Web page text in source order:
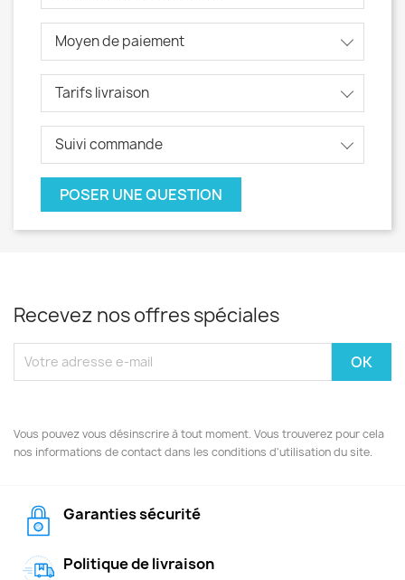
Moyen de paiement
Tarifs livraison
Suivi commande
POSER UNE QUESTION
Recevez nos offres spéciales
Vous pouvez vous désinscrire à tout moment. Vous trouverez pour cela
nos informations de contact dans les conditions d'utilisation du site.
Garanties sécurité
Politique de livraison